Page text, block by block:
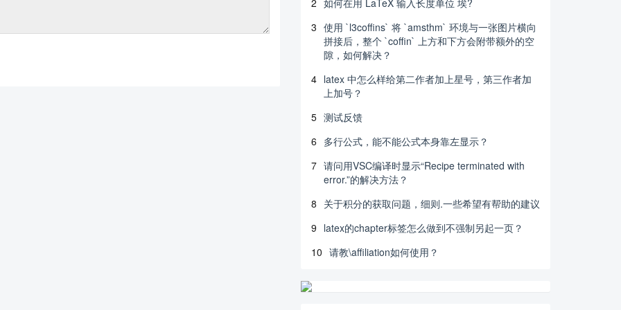
2 如何在用 LaTeX 输入长度单位 埃?
3 使用 `l3coffins` 将 `amsthm` 环境与一张图片横向
拼接后，整个 `coffin` 上方和下方会附带额外的空
隙，如何解决？
4 latex 中怎么样给第二作者加上星号，第三作者加
上加号？
5 测试反馈
6 多行公式，能不能公式本身靠左显示？
7 请问用VSC编译时显示“Recipe terminated with
error.”的解决方法？
8 关于积分的获取问题，细则.一些希望有帮助的建议
9 latex的chapter标签怎么做到不强制另起一页？
10 请教\affiliation如何使用？